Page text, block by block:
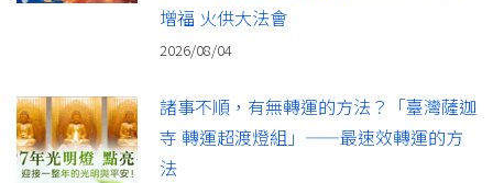
增福 火供大法會
2026/08/04
諸事不順，有無轉運的方法？「臺灣薩迦
寺 轉運超渡燈組」——最速效轉運的方
法